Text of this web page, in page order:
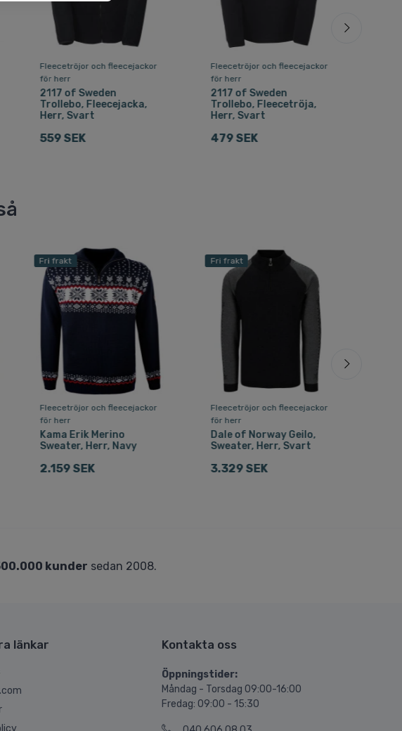
Fleecetröjor och fleecejackor
för herr
2117 of Sweden
Trollebo, Fleecejacka,
Herr, Svart
559 SEK
Fleecetröjor och fleecejackor
för herr
2117 of Sweden
Trollebo, Fleecetröja,
Herr, Svart
479 SEK
Fri frakt
Fleecetröjor och fleecejackor
för herr
Kama Erik Merino
Sweater, Herr, Navy
2.159 SEK
Fri frakt
Fleecetröjor och fleecejackor
för herr
Dale of Norway Geilo,
Sweater, Herr, Svart
3.329 SEK
kunder sedan 2008.
länkar Kontakta oss
Öppningstider:
Måndag - Torsdag 09:00-16:00
Fredag: 09:00 - 15:30